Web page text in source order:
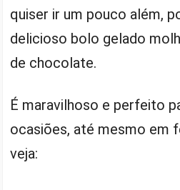
quiser ir um pouco além,
delicioso bolo gelado
de chocolate.
É maravilhoso e perfeito
ocasiões, até mesmo em
veja: